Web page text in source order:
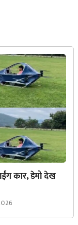
कार, डेमो देख